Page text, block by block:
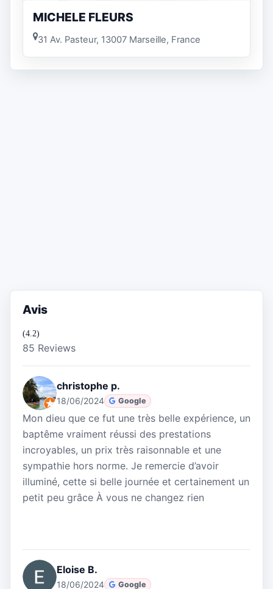
MICHELE FLEURS
31 Av. Pasteur, 13007 Marseille, France
Avis
(4.2)
85 Reviews
christophe p.
18/06/2024 Google
Mon dieu que ce fut une très belle expérience, un
baptême vraiment réussi des prestations
incroyables, un prix très raisonnable et une
sympathie hors norme. Je remercie d’avoir
illuminé, cette si belle journée et certainement un
petit peu grâce À vous ne changez rien
Eloise B.
18/06/2024 Google